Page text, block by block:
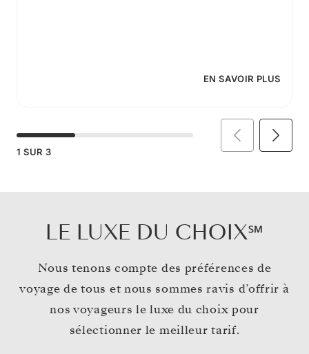
EN SAVOIR PLUS
1 SUR 3
LE LUXE DU CHOIX℠
Nous tenons compte des préférences de
voyage de tous et nous sommes ravis d’offrir à
nos voyageurs le luxe du choix pour
sélectionner le meilleur tarif.